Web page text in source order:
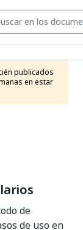
publicados
en estar
de
de uso en